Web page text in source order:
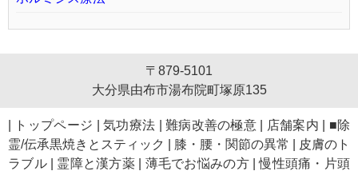
〒879-5101
大分県由布市湯布院町塚原135
トップページ 気功療法 難病改善の極意 店舗案内
■除
霊/伝承黒焼きとスティック
膝・腰・関節の異常
皮膚のト
ラブル| 霊障と漢方薬 薄毛でお悩みの方|慢性頭痛・片頭